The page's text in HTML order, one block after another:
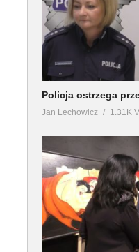
Policja ostrzega
Jan Lechowicz 1.31K